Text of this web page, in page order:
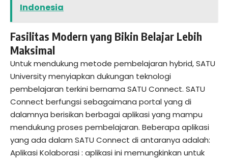
Indonesia
Fasilitas Modern yang Bikin Belajar Lebih
Maksimal
Untuk mendukung metode pembelajaran hybrid, SATU
University menyiapkan dukungan teknologi
pembelajaran terkini bernama SATU Connect. SATU
Connect berfungsi sebagaimana portal yang di
dalamnya berisikan berbagai aplikasi yang mampu
mendukung proses pembelajaran. Beberapa aplikasi
yang ada dalam SATU Connect di antaranya adalah:
Aplikasi Kolaborasi : aplikasi ini memungkinkan untuk